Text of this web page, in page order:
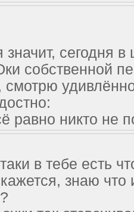
значит, сегодня
собственной
смотрю
равно никто не
в тебе есть
знаю что